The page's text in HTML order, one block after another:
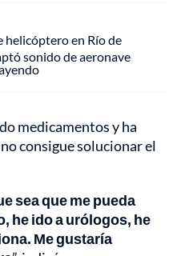
helicóptero en Río de
sonido de aeronave
medicamentos y ha
consigue solucionar el
sea que me pueda
he ido a urólogos, he
Me gustaría